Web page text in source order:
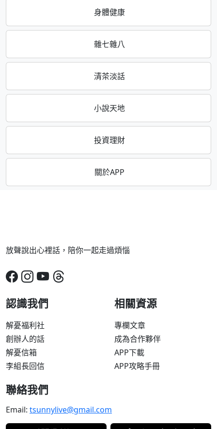
身體健康
雜七雜八
清茶淡話
小說天地
投資理財
關於APP
放聲說出心裡話，陪你一起走過煩惱
認識我們
解憂福利社
創辦人的話
解憂信箱
李組長回信
相關資源
專欄文章
成為合作夥伴
APP下載
APP攻略手冊
聯絡我們
Email: tsunnylive@gmail.com